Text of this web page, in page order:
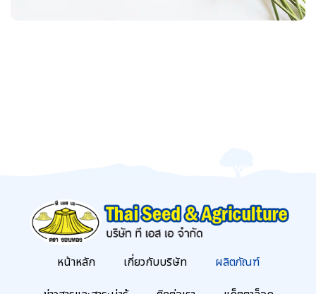
หน้าหลัก เกี่ยวกับบริษัท
ผลิตภัณฑ์